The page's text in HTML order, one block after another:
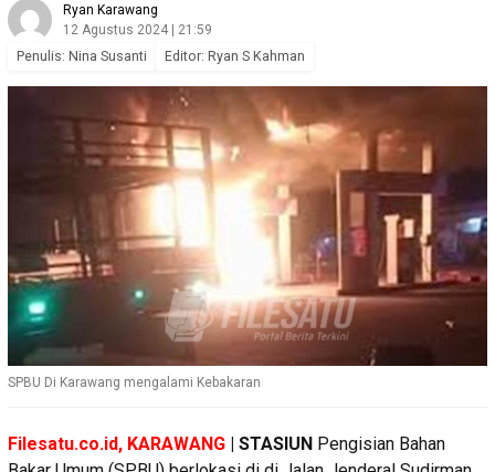
Ryan Karawang
12 Agustus 2024 | 21:59
Penulis: Nina Susanti Editor: Ryan S Kahman
SPBU Di Karawang mengalami Kebakaran
Filesatu.co.id, KARAWANG | STASIUN Pengisian Bahan